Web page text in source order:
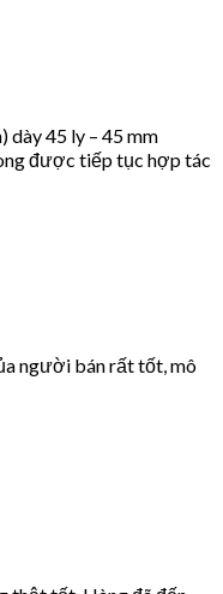
dày 45 ly – 45 mm
được tiếp tục hợp tác
người bán rất tốt, mô